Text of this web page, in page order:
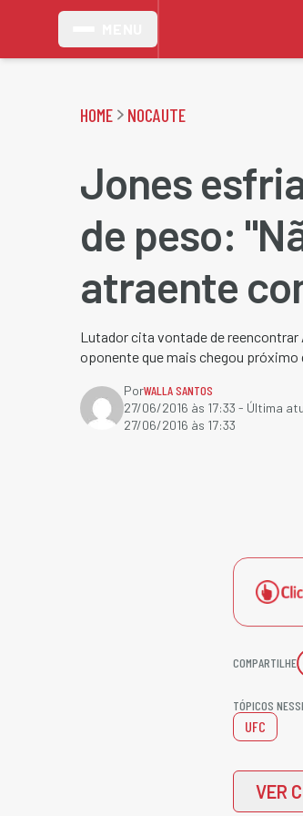
HOME NOCAUTE
Jones
de peso:
atraente
Lutador cita vontade de
oponente que mais chegou
PorWALLA SANTOS
27/06/2016 às 17:33 - Última
27/06/2016 às 17:33
COMPARTILHE
TÓPICOS
UFC
VER